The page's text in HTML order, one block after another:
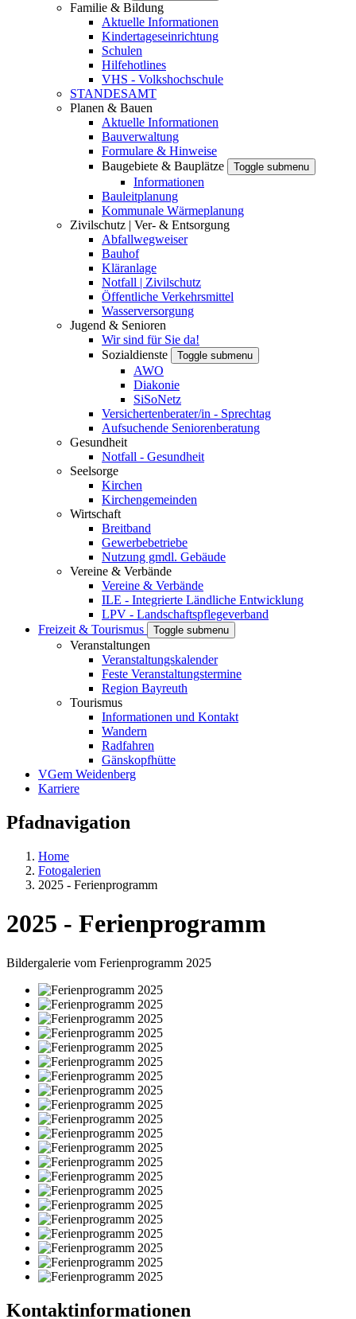
Familie & Bildung
Aktuelle Informationen
Kindertageseinrichtung
Schulen
Hilfehotlines
VHS - Volkshochschule
STANDESAMT
Planen & Bauen
Aktuelle Informationen
Bauverwaltung
Formulare & Hinweise
Baugebiete & Bauplätze
Toggle submenu
Informationen
Bauleitplanung
Kommunale Wärmeplanung
Zivilschutz | Ver- & Entsorgung
Abfallwegweiser
Bauhof
Kläranlage
Notfall | Zivilschutz
Öffentliche Verkehrsmittel
Wasserversorgung
Jugend & Senioren
Wir sind für Sie da!
Sozialdienste
Toggle submenu
AWO
Diakonie
SiSoNetz
Versichertenberater/in - Sprechtag
Aufsuchende Seniorenberatung
Gesundheit
Notfall - Gesundheit
Seelsorge
Kirchen
Kirchengemeinden
Wirtschaft
Breitband
Gewerbebetriebe
Nutzung gmdl. Gebäude
Vereine & Verbände
Vereine & Verbände
ILE - Integrierte Ländliche Entwicklung
LPV - Landschaftspflegeverband
Freizeit & Tourismus
Toggle submenu
Veranstaltungen
Veranstaltungskalender
Feste Veranstaltungstermine
Region Bayreuth
Tourismus
Informationen und Kontakt
Wandern
Radfahren
Gänskopfhütte
VGem Weidenberg
Karriere
Pfadnavigation
Home
Fotogalerien
2025 - Ferienprogramm
2025 - Ferienprogramm
Bildergalerie vom Ferienprogramm 2025
Kontaktinformationen